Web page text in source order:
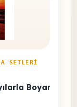
SETLERI
Boyama